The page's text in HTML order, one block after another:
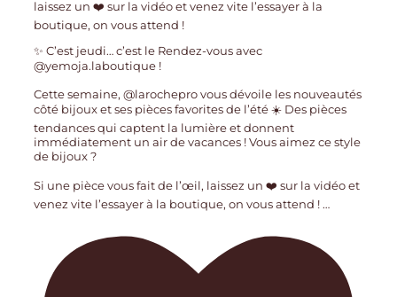
✨ C’est jeudi… c’est le Rendez-vous avec
@yemoja.laboutique !
Cette semaine, @larochepro vous dévoile les nouveautés
côté bijoux et ses pièces favorites de l’été ☀️ Des pièces
tendances qui captent la lumière et donnent
immédiatement un air de vacances ! Vous aimez ce style
de bijoux ?
Si une pièce vous fait de l’œil, laissez un ❤️ sur la vidéo et
venez vite l’essayer à la boutique, on vous attend ! …